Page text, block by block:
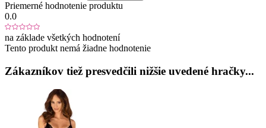
Priemerné hodnotenie produktu
0.0
na základe všetkých hodnotení
Tento produkt nemá žiadne hodnotenie
Zákazníkov tiež presvedčili nižšie uvedené hračky...